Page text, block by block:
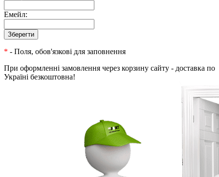
Емейл:
* - Поля, обов'язкові для заповнення
При оформленні замовлення через корзину сайту - доставка по
Україні безкоштовна!